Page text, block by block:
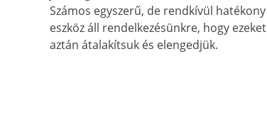
Számos egyszerű, de rendkívül hatékony
eszköz áll rendelkezésünkre, hogy ezeket
aztán átalakítsuk és elengedjük.